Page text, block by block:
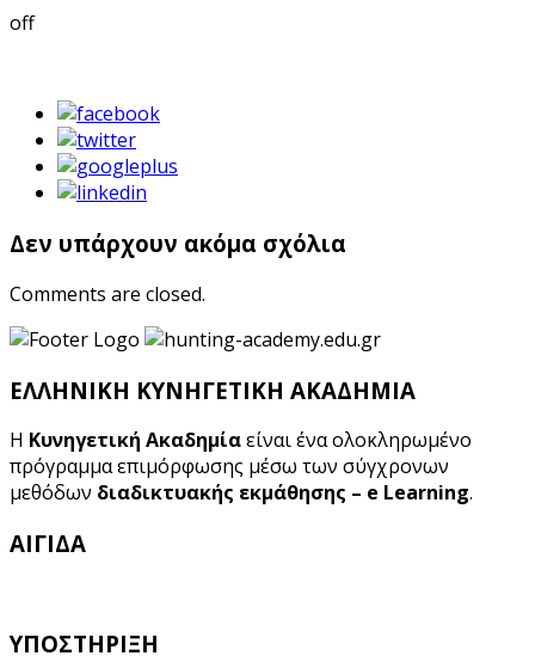
off
Δεν υπάρχουν ακόμα σχόλια
Comments are closed.
ΕΛΛΗΝΙΚΗ ΚΥΝΗΓΕΤΙΚΗ ΑΚΑΔΗΜΙΑ
Η Κυνηγετική Ακαδημίαείναι ένα ολοκληρωμένο
πρόγραμμα επιμόρφωσης μέσω των σύγχρονων
μεθόδων διαδικτυακής εκμάθησης – e Learning.
ΑΙΓΙΔΑ
ΥΠΟΣΤΗΡΙΞΗ